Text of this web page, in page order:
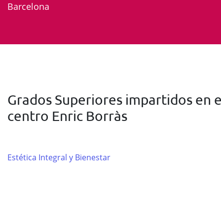
Barcelona
Grados Superiores impartidos en
centro Enric Borràs
Estética Integral y Bienestar